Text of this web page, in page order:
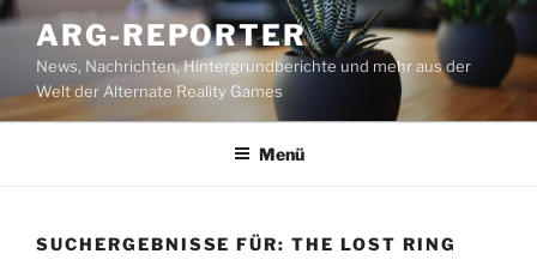
Zum
Inhalt
springen
ARG-REPORTER
News, Nachrichten, Hintergrundberichte und mehr aus der
Welt der Alternate Reality Games
Menü
SUCHERGEBNISSE FÜR:THE LOST RING